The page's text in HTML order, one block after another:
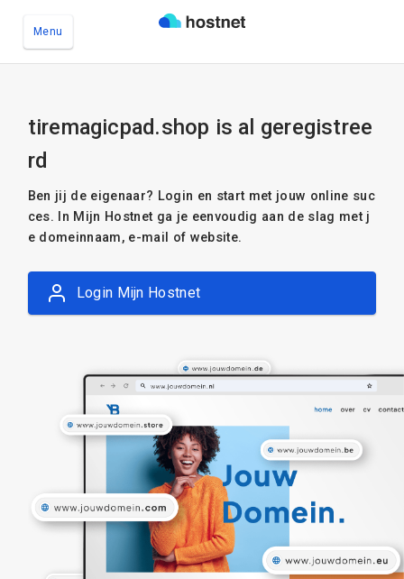
Menu
tiremagicpad.shop is al geregistree
rd
Ben jij de eigenaar? Login en start met jouw online suc
ces. In Mijn Hostnet ga je eenvoudig aan de slag met j
e domeinnaam, e-mail of website.
Login Mijn Hostnet